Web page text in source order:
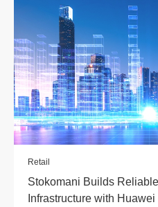
Retail
Stokomani Builds
Infrastructure with